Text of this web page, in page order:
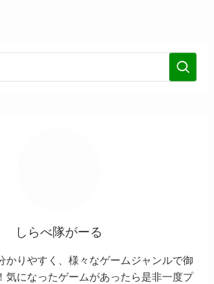
しらべ隊がーる
かりやすく、様々なゲームジャンルで御
気になったゲームがあったら是非一度プ